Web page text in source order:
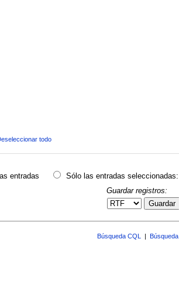
todo
entradas
Sólo las entradas seleccionadas:
Guardar registros:
Guardar
Búsqueda CQL